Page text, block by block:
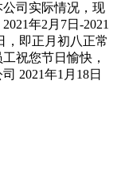
司实际情况，现
年2月7日-2021
，即正月初八正常
祝您节日愉快，
2021年1月18日